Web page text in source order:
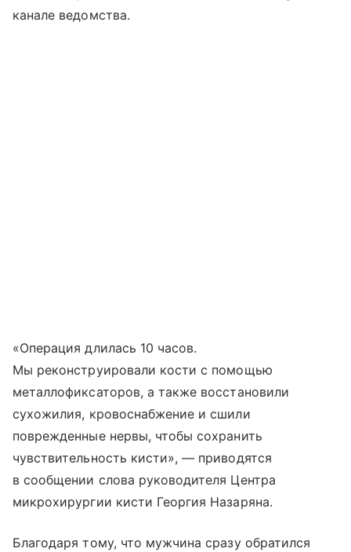
канале ведомства.
«Операция длилась 10 часов.
Мы реконструировали кости с помощью
металлофиксаторов, а также восстановили
сухожилия, кровоснабжение и сшили
поврежденные нервы, чтобы сохранить
чувствительность кисти», — приводятся
в сообщении слова руководителя Центра
микрохирургии кисти Георгия Назаряна.
Благодаря тому, что мужчина сразу обратился